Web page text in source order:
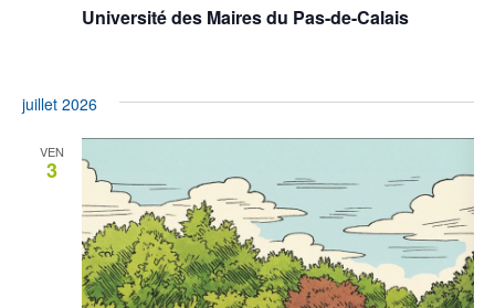
Université des Maires du Pas-de-Calais
juillet 2026
VEN
3